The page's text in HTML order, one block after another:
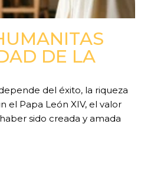
DE LA
del éxito, la riqueza
el Papa León XIV, el valor
sido creada y amada